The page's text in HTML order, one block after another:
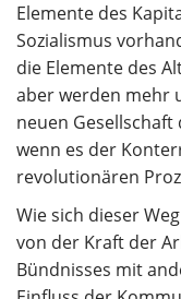
Elemente des
Sozialismus
die Elemente des
aber werden mehr
neuen
wenn es der
revolutionären
Wie sich dieser
von der Kraft der
Bündnisses mit